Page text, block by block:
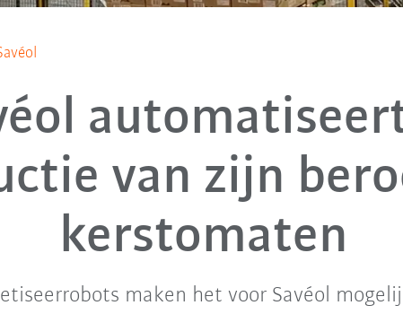
van zijn
kerstomaten
maken het voor Savéol